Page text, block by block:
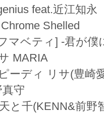
feat.近江知永
Shelled
マベティ] -君が
MARIA
ーディ リサ(豊崎
守
と千(KENN&前野